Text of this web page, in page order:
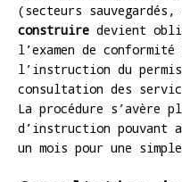
(secteurs
construire devient
l’examen de
l’instruction du
consultation des
La procédure s’avère
d’instruction pouvant
un mois pour une